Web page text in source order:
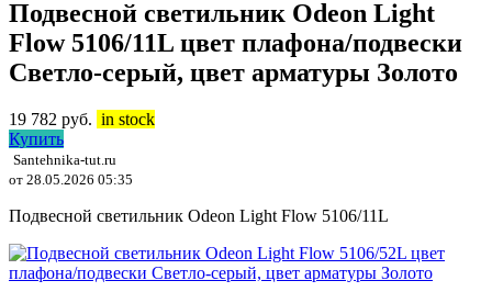
Подвесной светильник Odeon Light
Flow 5106/11L цвет плафона/подвески
Светло-серый, цвет арматуры Золото
19 782 руб. in stock
Купить
Santehnika-tut.ru
от 28.05.2026 05:35
Подвесной светильник Odeon Light Flow 5106/11L